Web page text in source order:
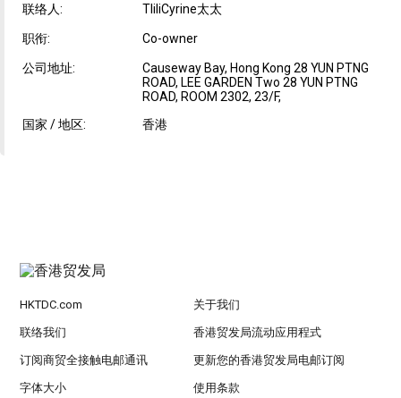
联络人: TliliCyrine太太
职衔: Co-owner
公司地址:
Causeway Bay, Hong Kong 28 YUN PTNG
ROAD, LEE GARDEN Two 28 YUN PTNG
ROAD, ROOM 2302, 23/F,
国家 / 地区:
香港
HKTDC.com 关于我们
联络我们 香港贸发局流动应用程式
订阅商贸全接触电邮通讯 更新您的香港贸发局电邮订阅
字体大小 使用条款